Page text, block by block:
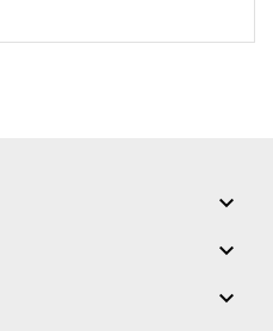


